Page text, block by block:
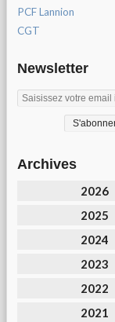
PCF Lannion
CGT
Newsletter
Archives
2026
2025
2024
2023
2022
2021